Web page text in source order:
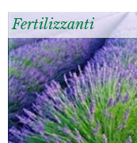
Fertilizzanti